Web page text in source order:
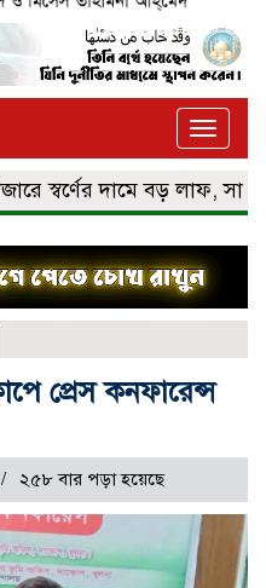
Toggle
স্বর্ণের দামে বড় লাফ, সাত
প্রেস কনফারেন্স
২৫৮ বার পড়া হয়েছে